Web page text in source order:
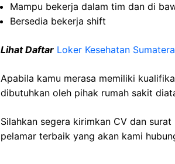
Mampu bekerja dalam tim dan di
Bersedia bekerja shift
Lihat Daftar Loker Kesehatan
Apabila kamu merasa memiliki
dibutuhkan oleh pihak rumah sakit
Silahkan segera kirimkan CV dan
pelamar terbaik yang akan kami